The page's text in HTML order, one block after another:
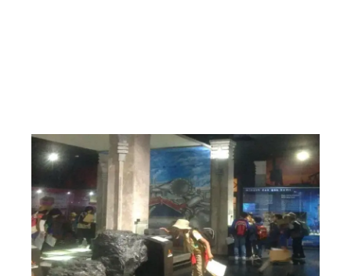
Museum Geologi
Salah satu museum yg wajib
dikunjungi oleh pelajar ut
mengenal lebih dalam tentang
Geologi dan kebumian. Memiliki
bermacam koleksi berupa
materi-materi geologi, mulai dari